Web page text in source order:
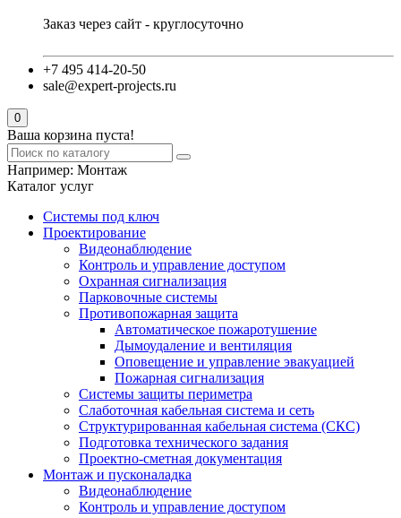
Заказ через сайт - круглосуточно
+7 495 414-20-50
sale@expert-projects.ru
0
Ваша корзина пуста!
Например: Монтаж
Каталог услуг
Системы под ключ
Проектирование
Видеонаблюдение
Контроль и управление доступом
Охранная сигнализация
Парковочные системы
Противопожарная защита
Автоматическое пожаротушение
Дымоудаление и вентиляция
Оповещение и управление эвакуацией
Пожарная сигнализация
Системы защиты периметра
Слаботочная кабельная система и сеть
Структурированная кабельная система (СКС)
Подготовка технического задания
Проектно-сметная документация
Монтаж и пусконаладка
Видеонаблюдение
Контроль и управление доступом